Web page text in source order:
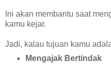
Ini akan membantu saat
kamu kejar.
Jadi, kalau tujuan kamu
Mengajak Bertindak